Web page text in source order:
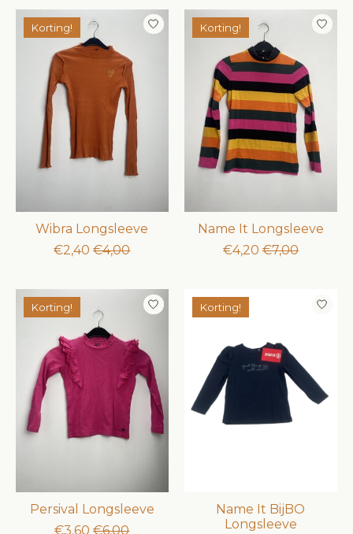
Korting!
Wibra Longsleeve
€2,40 €4,00
Korting!
Name It Longsleeve
€4,20 €7,00
Korting!
Persival Longsleeve
€3,60 €6,00
Korting!
Name It BijBO
Longsleeve